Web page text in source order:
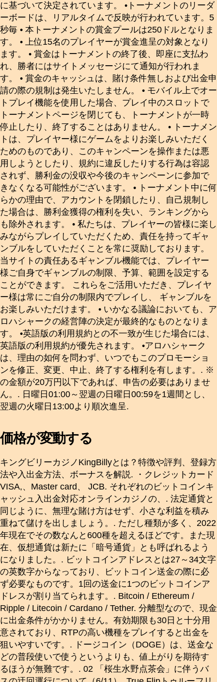
に基づいて決定されています。 •トーナメントのリーダ
ーボードは、リアルタイムで反映が行われています。5
秒毎 • 本トーナメントの賞金プールは250ドルとなりま
す。 • 上位15名のプレイヤーが賞金進呈の対象となり
ます。 • 賞金はトーナメントの終了後、即座に支払わ
れ、勝者にはサイトメッセージにて通知が行われま
す。 • 賞金のキャッシュは、賭け条件無しおよび出金申
請の際の規制は発生いたしません。 • モバイル上でオー
トプレイ機能を使用した場合、プレイ中のスロットで
トーナメントページを閉じても、トーナメントが一時
停止したり、終了することはありません。 • トーナメン
トは、プレイヤー様にゲームをよりお楽しみいただく
ためのものであり、このキャンペーンを操作または悪
用しようとしたり、規約に違反したりする行為は容認
されず、勝利金の没収や今後のキャンペーンに参加で
きなくなる可能性がございます。 • トーナメント中に何
らかの理由で、アカウントを閉鎖したり、自己規制し
た場合は、勝利金獲得の権利を失い、ランキングから
も除外されます。 • 私たちは、プレイヤーの皆様に楽し
みながらプレイしていただくため、責任を持ってギャ
ンブルをしていただくことを常に奨励しております。
当サイトの責任あるギャンブル機能では、プレイヤー
様ご自身でギャンブルの制限、予算、範囲を設定する
ことができます。 これらをご活用いただき、プレイヤ
ー様は常にご自分の制限内でプレイし、 ギャンブルを
お楽しみいただけます。 • いかなる議論においても、ア
ロハシャークの経営陣の決定が最終的なものとなりま
す。 •英語版の利用規約との不一致が生じた場合には、
英語版の利用規約が優先されます。 •アロハシャーク
は、理由の如何を問わず、いつでもこのプロモーショ
ンを修正、変更、中止、終了する権利を有します。. ※
の金額が20万円以下であれば、申告の必要はありませ
ん。. 日曜日01:00～翌週の日曜日00:59を1週間とし、
翌週の火曜日13:00より順次進呈.
価格が変動する
キングビリーカジノKingBillyとは？特徴や評判、登録方
法や入出金方法、ボーナスを解説. ・クレジットカード
VISA,、Master card、 JCB. それぞれのビットコインキ
ャッシュ入出金対応オンラインカジノの、. 法定通貨と
同じように、無理な賭け方はせず、小さな利益を積み
重ねて儲けを出しましょう。. ただし種類が多く、2022
年現在でその数なんと600種を超えるほどです。また現
在、仮想通貨は新たに「暗号通貨」とも呼ばれるよう
になりました。. ビットコインアドレスとは27～34文字
の英数字からなっており、ビットコイン送金の際に必
ず必要なものです。1回の送金に1つのビットコインア
ドレスが割り当てられます。. Bitcoin / Ethereum /
Ripple / Litecoin / Cardano / Tether. 分離型なので、現金
に出金条件がかかりません。有効期限も30日と十分用
意されており、RTPの高い機種をプレイすると出金を
狙いやすいです。. ドージコイン（DOGE）は、送金な
どの普段使いで使うというよりも、値上がりを期待す
るほうが無難です。. 02 「桜生水野点茶会」に伴うバ